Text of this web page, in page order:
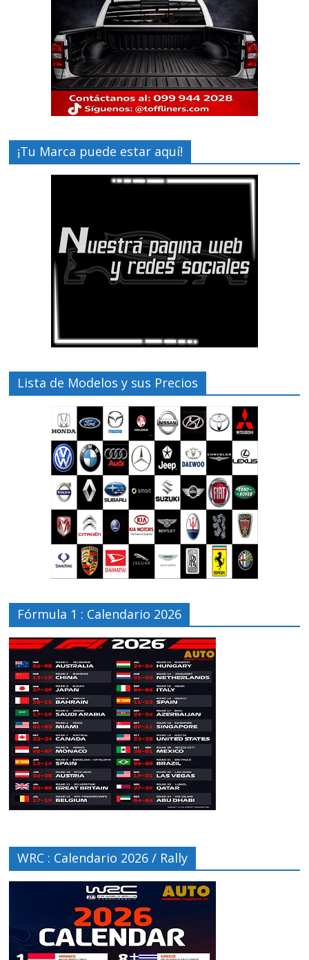
¡Tu Marca puede estar aquí!
Lista de Modelos y sus Precios
Fórmula 1 : Calendario 2026
WRC : Calendario 2026 / Rally